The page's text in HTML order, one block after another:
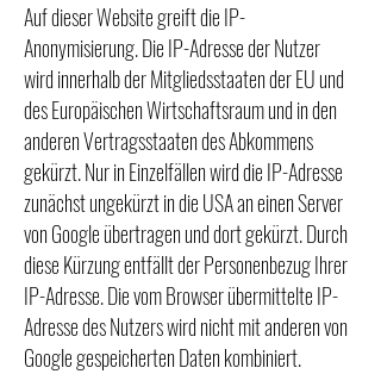
Auf dieser Website greift die IP-
Anonymisierung. Die IP-Adresse der Nutzer
wird innerhalb der Mitgliedsstaaten der EU und
des Europäischen Wirtschaftsraum und in den
anderen Vertragsstaaten des Abkommens
gekürzt. Nur in Einzelfällen wird die IP-Adresse
zunächst ungekürzt in die USA an einen Server
von Google übertragen und dort gekürzt. Durch
diese Kürzung entfällt der Personenbezug Ihrer
IP-Adresse. Die vom Browser übermittelte IP-
Adresse des Nutzers wird nicht mit anderen von
Google gespeicherten Daten kombiniert.